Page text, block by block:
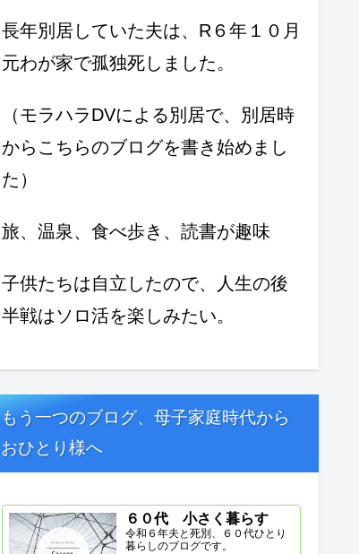
長年別居していた夫は、R６年１０月
元わが家で孤独死しました。
（モラハラDVによる別居で、別居時
からこちらのブログを書き始めまし
た）
旅、温泉、食べ歩き、読書が趣味
子供たちは自立したので、人生の後
半戦はソロ活を楽しみたい。
もう一つのブログ、母子家庭時代から
おひとり様へ
６０代 小さく暮らす
令和６年夫と死別、６０代ひとり
暮らしのブログです。